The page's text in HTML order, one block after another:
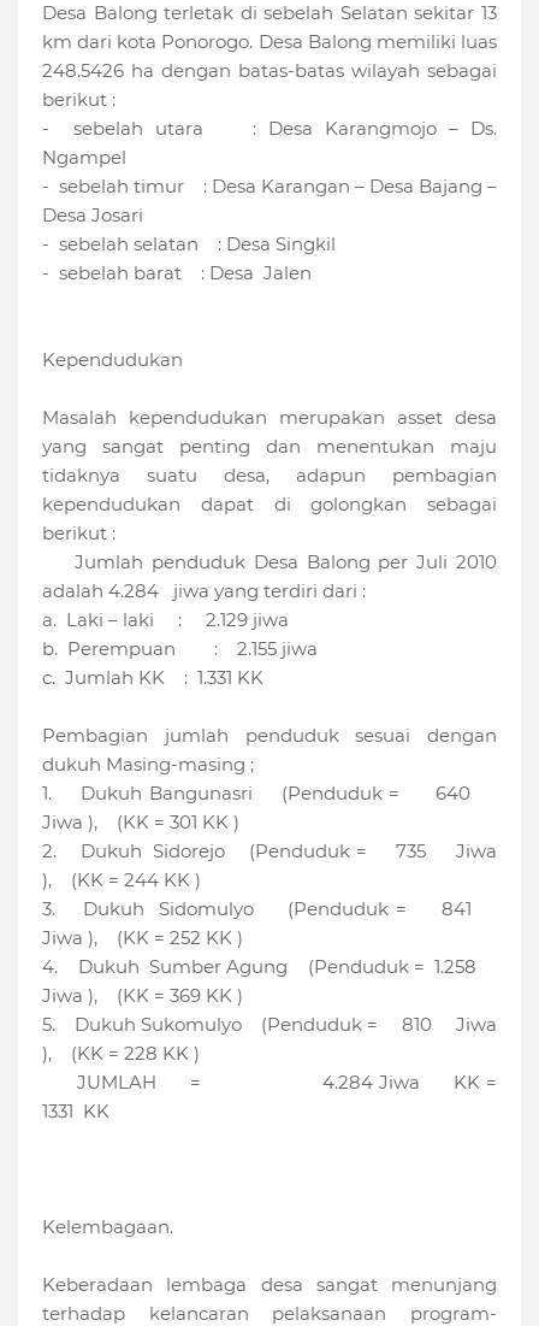
Desa Balong terletak di sebelah Selatan sekitar 13
km dari kota Ponorogo. Desa Balong memiliki luas
248.5426 ha dengan batas-batas wilayah sebagai
berikut :
- sebelah utara : Desa Karangmojo – Ds.
Ngampel
- sebelah timur : Desa Karangan – Desa Bajang –
Desa Josari
- sebelah selatan : Desa Singkil
- sebelah barat : Desa Jalen
Kependudukan
Masalah kependudukan merupakan asset desa
yang sangat penting dan menentukan maju
tidaknya suatu desa, adapun pembagian
kependudukan dapat di golongkan sebagai
berikut :
Jumlah penduduk Desa Balong per Juli 2010
adalah 4.284 jiwa yang terdiri dari :
a. Laki – laki : 2.129 jiwa
b. Perempuan : 2.155 jiwa
c. Jumlah KK : 1.331 KK
Pembagian jumlah penduduk sesuai dengan
dukuh Masing-masing ;
1. Dukuh Bangunasri (Penduduk = 640
Jiwa ), (KK = 301 KK )
2. Dukuh Sidorejo (Penduduk = 735 Jiwa
), (KK = 244 KK )
3. Dukuh Sidomulyo (Penduduk = 841
Jiwa ), (KK = 252 KK )
4. Dukuh Sumber Agung (Penduduk = 1.258
Jiwa ), (KK = 369 KK )
5. Dukuh Sukomulyo (Penduduk = 810 Jiwa
), (KK = 228 KK )
JUMLAH = 4.284 Jiwa KK =
1331 KK
Kelembagaan.
Keberadaan lembaga desa sangat menunjang
terhadap kelancaran pelaksanaan program-